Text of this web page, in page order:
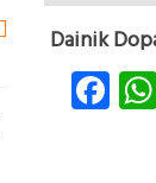
Dainik